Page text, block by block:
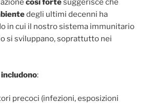
così fortesuggerisce che
degli ultimi decenni ha
in cui il nostro sistema immunitario
si sviluppano, soprattutto nei
:
precoci (infezioni, esposizioni